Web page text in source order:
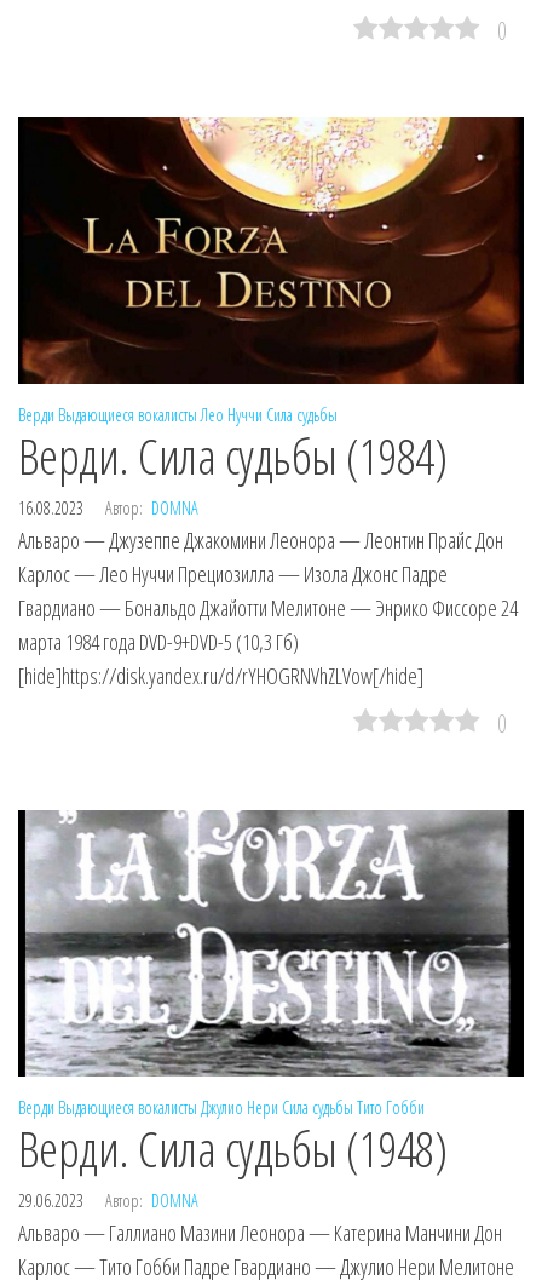
0
Верди Выдающиеся вокалисты Лео Нуччи Сила судьбы
Верди. Сила судьбы (1984)
16.08.2023 Автор: DOMNA
Альваро — Джузеппе Джакомини Леонора — Леонтин Прайс Дон
Карлос — Лео Нуччи Прециозилла — Изола Джонс Падре
Гвардиано — Бональдо Джайотти Мелитоне — Энрико Фиссоре 24
марта 1984 года DVD-9+DVD-5 (10,3 Гб)
[hide]https://disk.yandex.ru/d/rYHOGRNVhZLVow[/hide]
0
Верди Выдающиеся вокалисты Джулио Нери Сила судьбы Тито Гобби
Верди. Сила судьбы (1948)
29.06.2023 Автор: DOMNA
Альваро — Галлиано Мазини Леонора — Катерина Манчини Дон
Карлос — Тито Гобби Падре Гвардиано — Джулио Нери Мелитоне